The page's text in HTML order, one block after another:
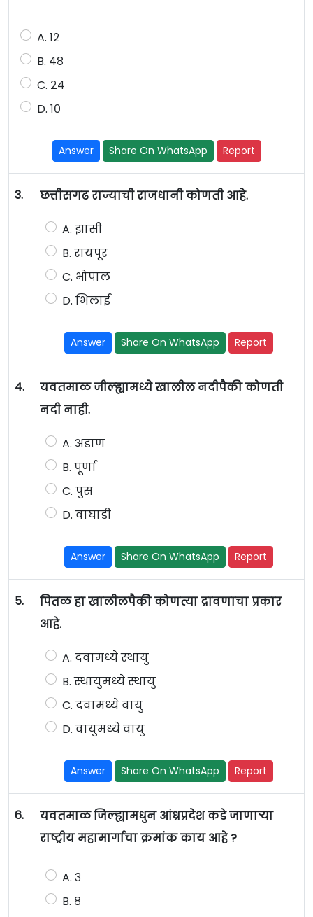
A. १२
B. ४८
C. २४
D. १०
Answer Share On WhatsApp Report
3. छत्तीसगढ राज्याची राजधानी कोणती आहे.
A. झांसी
B. रायपूर
C. भोपाल
D. भिलाई
Answer Share On WhatsApp Report
4.
यवतमाळ जील्ह्यामध्ये खालील नदीपैकी कोणती
नदी नाही.
A. अडाण
B. पूर्णा
C. पुस
D. वाघाडी
Answer Share On WhatsApp Report
5.
पितळ हा खालीलपैकी कोणत्या द्रावणाचा प्रकार
आहे.
A. दवामध्ये स्थायु
B. स्थायुमध्ये स्थायु
C. दवामध्ये वायु
D. वायुमध्ये वायु
Answer Share On WhatsApp Report
6.
यवतमाळ जिल्ह्यामधुन आंध्रप्रदेश कडे जाणाऱ्या
राष्ट्रीय महामार्गाचा क्रमांक काय आहे ?
A. ३
B. ८